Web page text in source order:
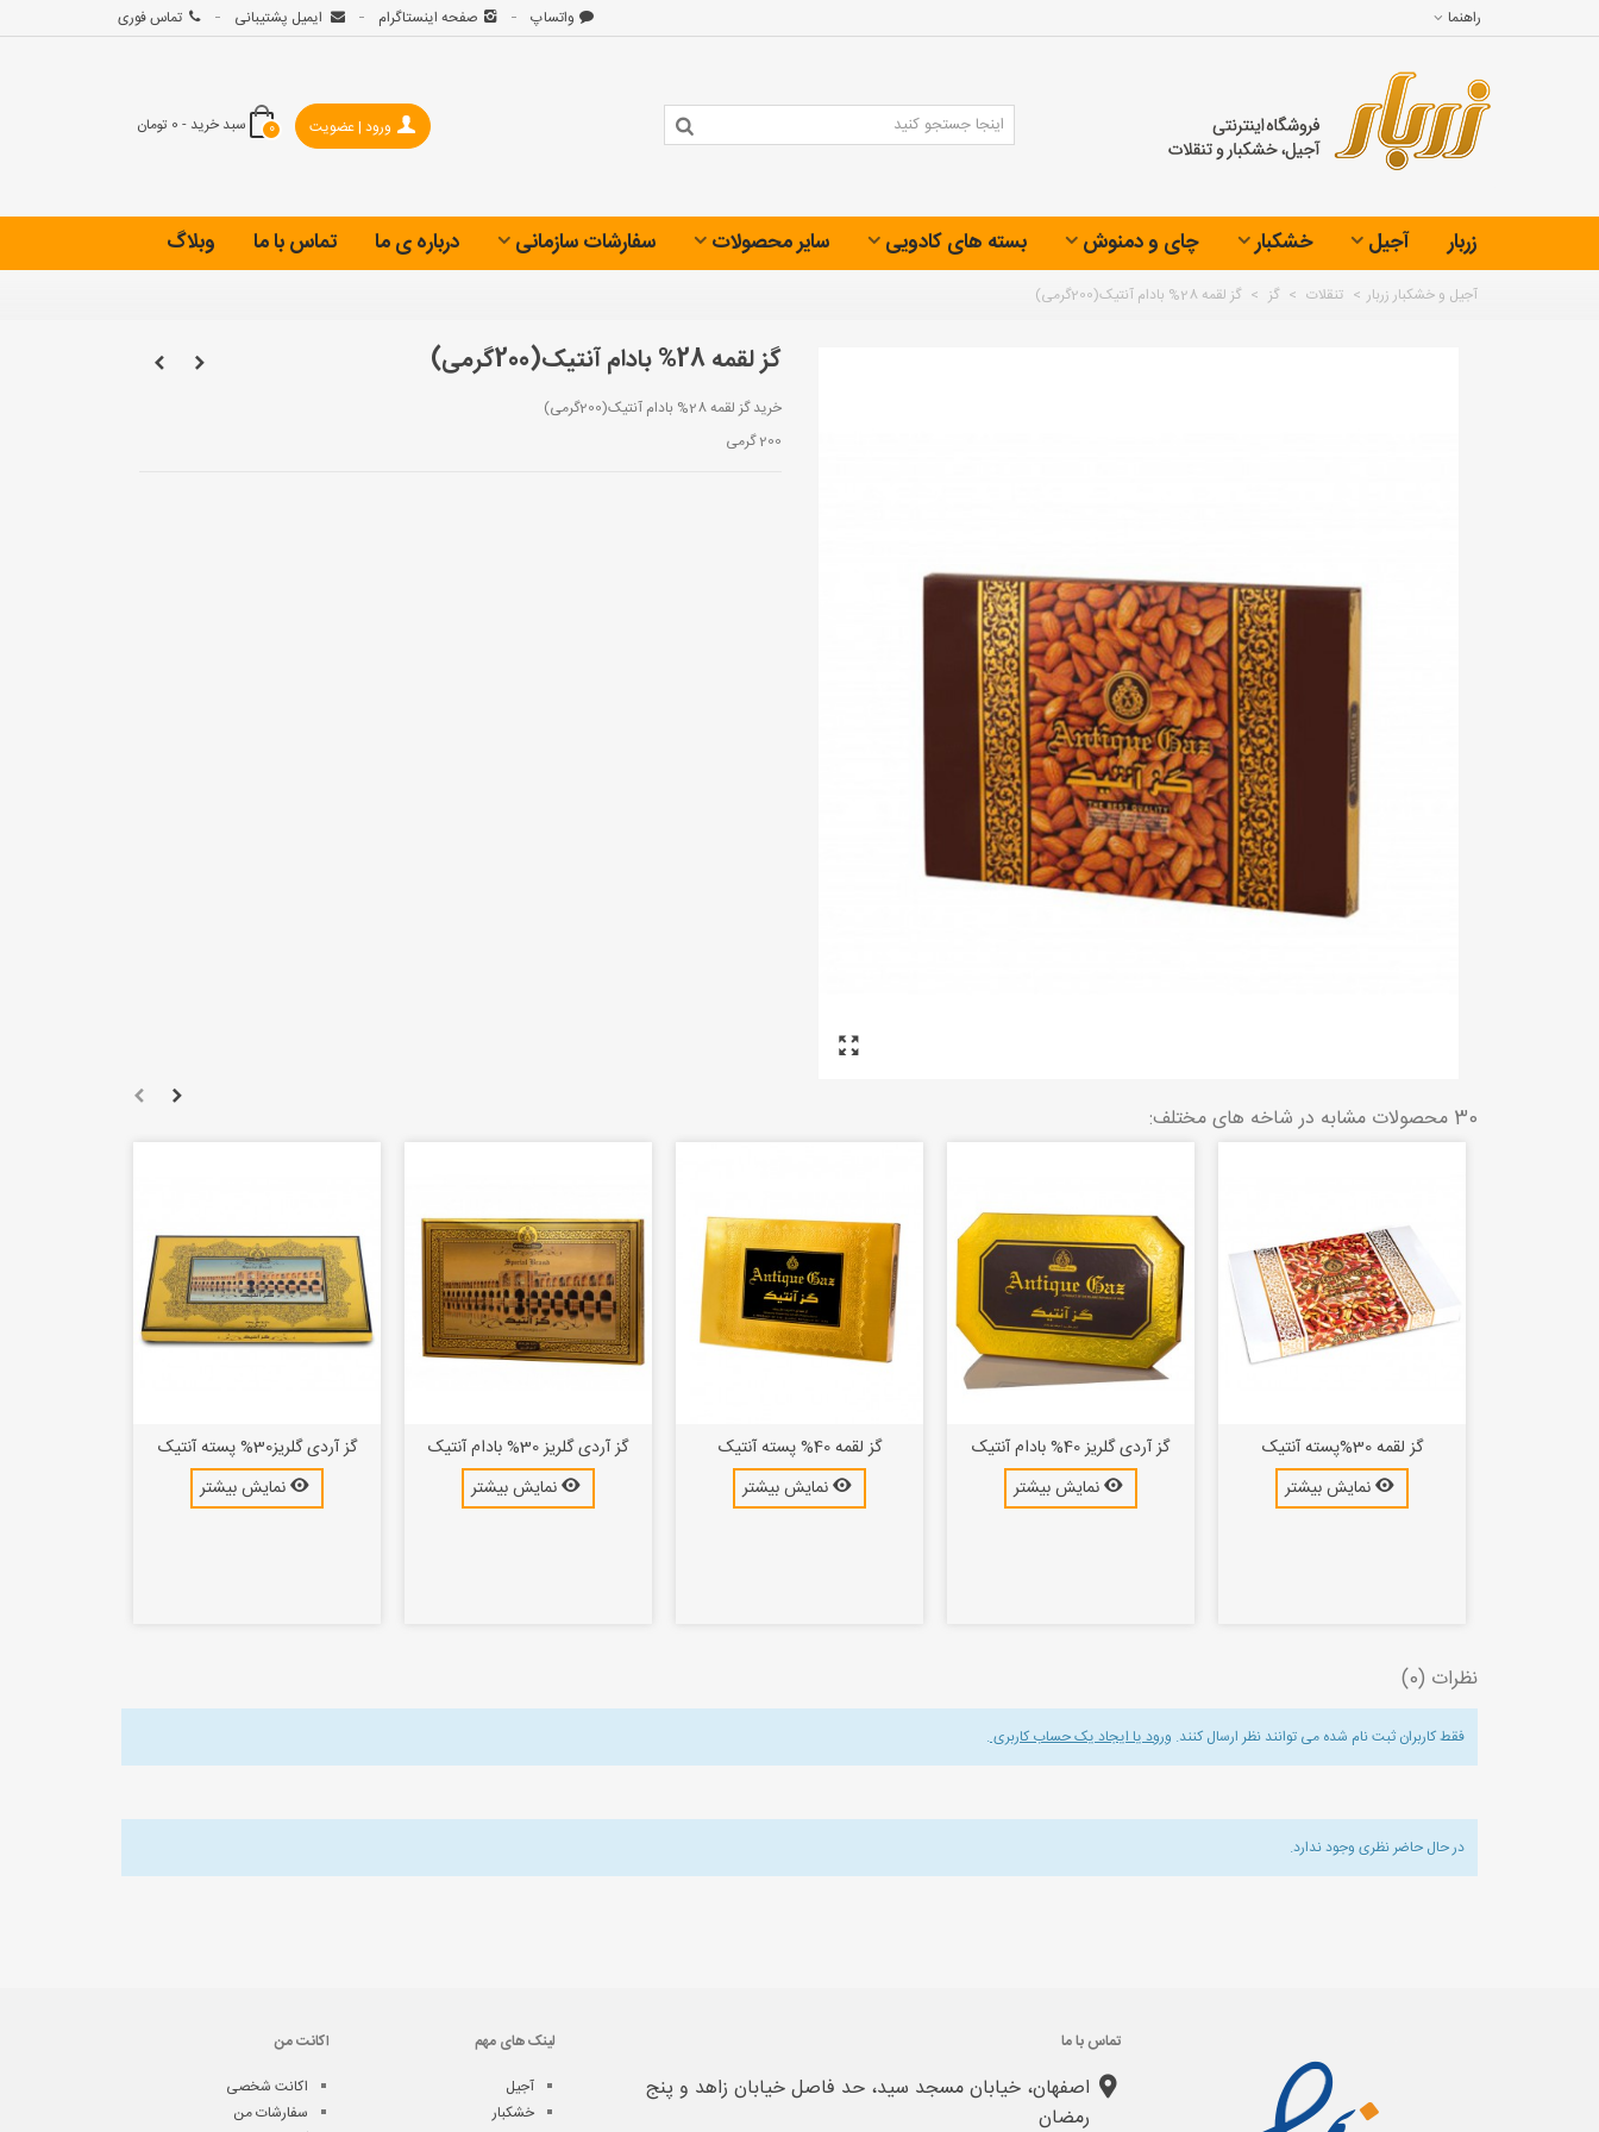
راهنما واتساپ صفحه اینستاگرام ایمیل پشتیبانی تماس فوری
0 سبد خرید - 0 تومان ورود | عضویت
زربار آجیل خشکبار چای و دمنوش بسته های کادویی سایر محصولات سفارشات سازمانی درباره ی ما تماس با ما وبلاگ
آجیل و خشکبار زربار > تنقلات > گز > گز لقمه 28% بادام آنتیک(200گرمی)
گز لقمه 28% بادام آنتیک(200گرمی)
خرید گز لقمه 28% بادام آنتیک(200گرمی)
200 گرمی
30 محصولات مشابه در شاخه های مختلف:
گز آردی گلریز30% پسته آنتیک
نمایش بیشتر
گز آردی گلریز 30% بادام آنتیک
نمایش بیشتر
گز لقمه 40% پسته آنتیک
نمایش بیشتر
گز آردی گلریز 40% بادام آنتیک
نمایش بیشتر
گز لقمه 30%پسته آنتیک
نمایش بیشتر
نظرات (0)
فقط کاربران ثبت نام شده می توانند نظر ارسال کنند. ورود یا ایجاد یک حساب کاربری.
در حال حاضر نظری وجود ندارد.
اکانت من
اکانت شخصی
سفارشات من
لینک های مهم
آجیل
خشکبار
تماس با ما
اصفهان، خیابان مسجد سید، حد فاصل خیابان زاهد و پنج
رمضان